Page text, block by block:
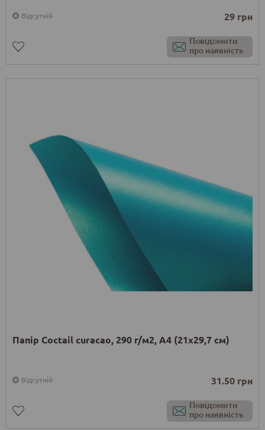
Відсутній 29 грн
Повідомити
про наявність
Папір Coctail curacao, 290 г/м2, А4 (21х29,7 см)
Відсутній 31.50 грн
Повідомити
про наявність